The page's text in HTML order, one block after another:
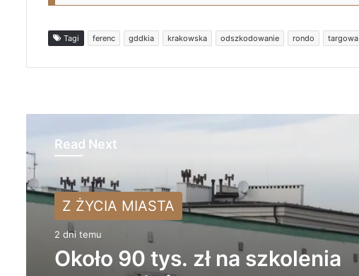
Tagi ferenc gddkia krakowska odszkodowanie rondo targowa
Read Next
Z ŻYCIA MIASTA
2 dni temu
Z ŻYCIA MIASTA
2 dni temu